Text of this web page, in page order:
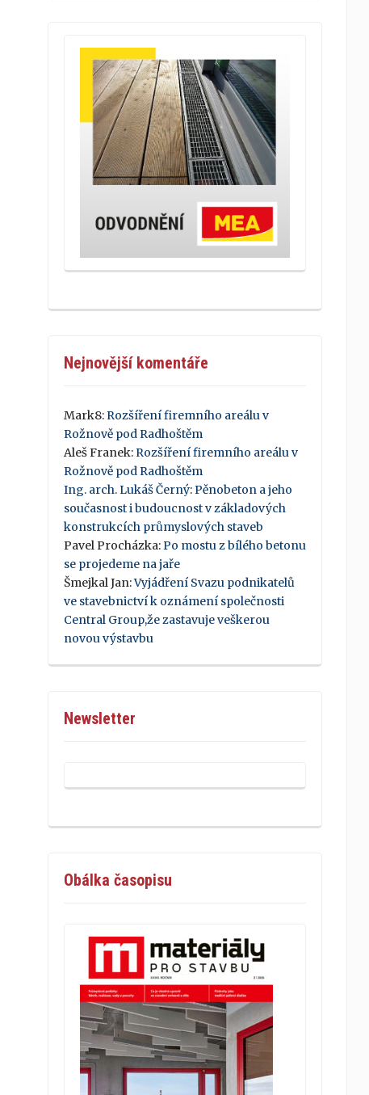
Nejnovější komentáře
Mark8:Rozšíření firemního areálu v
Rožnově pod Radhoštěm
Aleš Franek:Rozšíření firemního areálu v
Rožnově pod Radhoštěm
Ing. arch. Lukáš Černý:Pěnobeton a jeho
současnost i budoucnost v základových
konstrukcích průmyslových staveb
Pavel Procházka:Po mostu z bílého betonu
se projedeme na jaře
Šmejkal Jan:Vyjádření Svazu podnikatelů
ve stavebnictví k oznámení společnosti
Central Group,že zastavuje veškerou
novou výstavbu
Newsletter
Obálka časopisu